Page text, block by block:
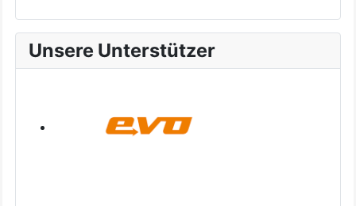
Unsere Unterstützer